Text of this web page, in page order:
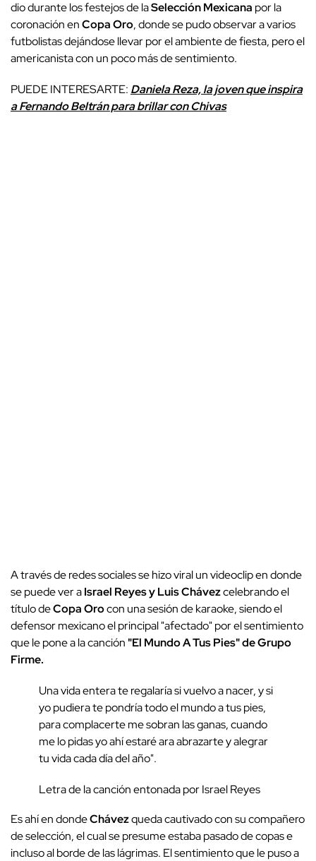
dio durante los festejos de laSelección Mexicana por la
coronación enCopa Oro, donde se pudo observar a varios
futbolistas dejándose llevar por el ambiente de fiesta, pero el
americanista con un poco más de sentimiento.
PUEDE INTERESARTE: Daniela Reza, la joven que inspira
a Fernando Beltrán para brillar con Chivas
A través de redes sociales se hizo viral un videoclip en donde
se puede ver aIsrael Reyes y Luis Chávezcelebrando el
título deCopa Orocon una sesión de karaoke, siendo el
defensor mexicano el principal "afectado" por el sentimiento
que le pone a la canción "El Mundo A Tus Pies" de Grupo
Firme.
Una vida entera te regalaría si vuelvo a nacer, y si
yo pudiera te pondría todo el mundo a tus pies,
para complacerte me sobran las ganas, cuando
me lo pidas yo ahí estaré ara abrazarte y alegrar
tu vida cada día del año".
Letra de la canción entonada por Israel Reyes
Es ahí en dondeChávezqueda cautivado con su compañero
de selección, el cual se presume estaba pasado de copas e
incluso al borde de las lágrimas. El sentimiento que le puso a